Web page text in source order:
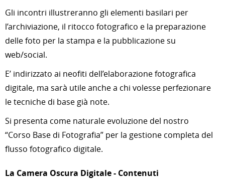
Gli incontri illustreranno gli elementi basilari per
l’archiviazione, il ritocco fotografico e la preparazione
delle foto per la stampa e la pubblicazione su
web/social.
E’ indirizzato ai neofiti dell’elaborazione fotografica
digitale, ma sarà utile anche a chi volesse perfezionare
le tecniche di base già note.
Si presenta come naturale evoluzione del nostro
“Corso Base di Fotografia” per la gestione completa del
flusso fotografico digitale.
La Camera Oscura Digitale - Contenuti